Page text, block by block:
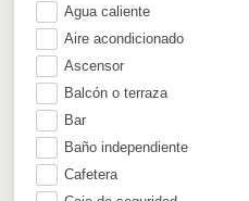
Agua caliente
Aire acondicionado
Ascensor
Balcón o terraza
Bar
Baño independiente
Cafetera